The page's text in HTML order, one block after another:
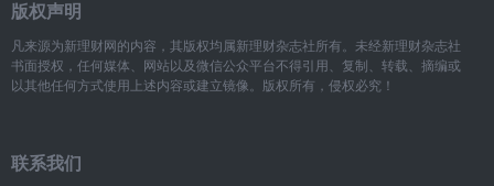
版权声明
凡来源为新理财网的内容，其版权均属新理财杂志社所有。未经新理财杂志社
书面授权，任何媒体、网站以及微信公众平台不得引用、复制、转载、摘编或
以其他任何方式使用上述内容或建立镜像。版权所有，侵权必究！
联系我们